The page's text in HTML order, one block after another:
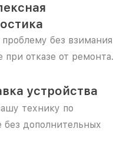
без взимания
при отказе от ремонта.
устройства
технику по
без дополнительных